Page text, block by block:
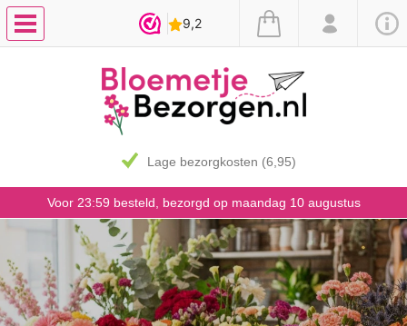
Lage bezorgkosten (6,95)
Voor 23:59 besteld, bezorgd op maandag 10 augustus